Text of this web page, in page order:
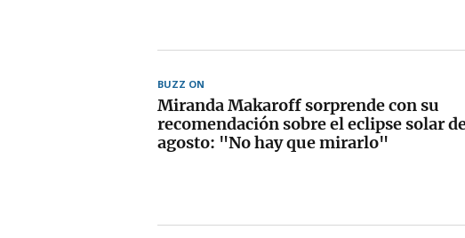
BUZZ ON
Miranda Makaroff sorprende con su
recomendación sobre el eclipse solar
agosto: "No hay que mirarlo"